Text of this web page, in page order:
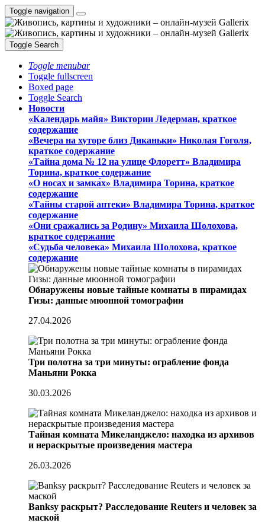
Toggle navigation
Toggle Search
Toggle menubar
Toggle fullscreen
Boxed page
Toggle Search
Новости
«Календарь майя» Виктории Ледерман, краткое
содержание
«Вечера на хуторе близ Диканьки» Николая Гоголя,
краткое содержание
«Тайна дома № 12 на улице Флоретт» Владимира
Торина, краткое содержание
«О носах и замка́х» Владимира Торина, краткое
содержание
«Тайны старой аптеки» Владимира Торина, краткое
содержание
«Они сражались за Родину» Михаила Шолохова,
краткое содержание
«Судьба человека» Михаила Шолохова, краткое
содержание
Обнаружены новые тайные комнаты в пирамидах
Гизы: данные мюонной томографии
27.04.2026
Три полотна за три минуты: ограбление фонда
Маньяни Рокка
30.03.2026
Тайная комната Микеланджело: находка из архивов
и нераскрытые произведения мастера
26.03.2026
Banksy раскрыт? Расследование Reuters и человек за
маской